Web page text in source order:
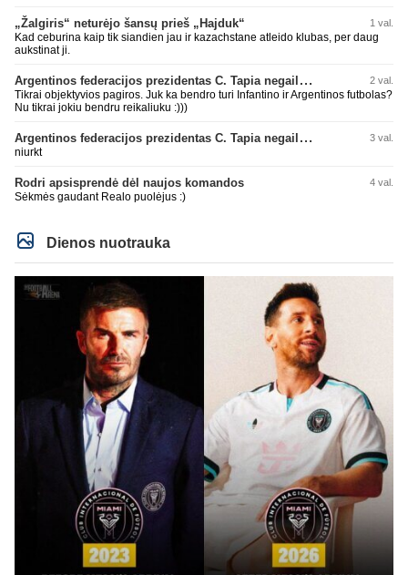
„Žalgiris“ neturėjo šansų prieš „Hajduk“ 1 val.
Kad ceburina kaip tik siandien jau ir kazachstane atleido klubas, per daug
aukstinat ji.
Argentinos federacijos prezidentas C. Tapia negailėjo pagyrų G. Infantino 2 val.
Tikrai objektyvios pagiros. Juk ka bendro turi Infantino ir Argentinos futbolas?
Nu tikrai jokiu bendru reikaliuku :)))
Argentinos federacijos prezidentas C. Tapia negailėjo pagyrų G. Infantino 3 val.
niurkt
Rodri apsisprendė dėl naujos komandos 4 val.
Sėkmės gaudant Realo puolėjus :)
Dienos nuotrauka